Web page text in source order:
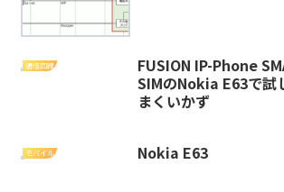
通信回線
FUSION IP-Phone
SIMのNokia E63で試
まくいかず
モバイル Nokia E63